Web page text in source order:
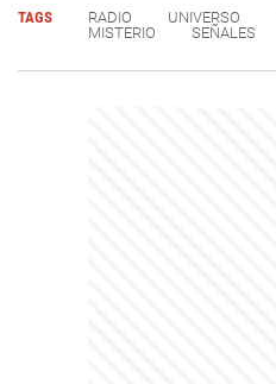
TAGS RADIO UNIVERSO
MISTERIO
SEÑALES